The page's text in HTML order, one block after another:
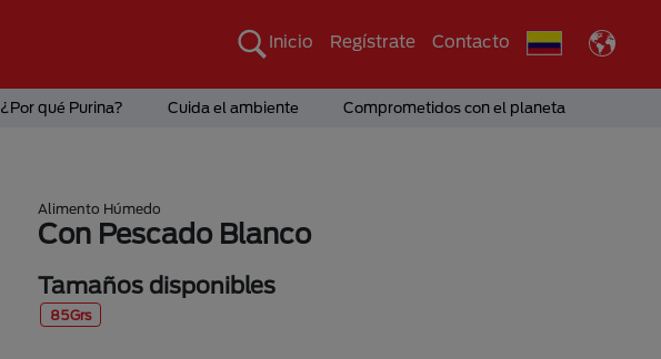
Inicio Regístrate Contacto
¿Por qué Purina? Cuida el ambiente Comprometidos con el planeta
Alimento Húmedo
Con Pescado Blanco
Tamaños disponibles
85Grs